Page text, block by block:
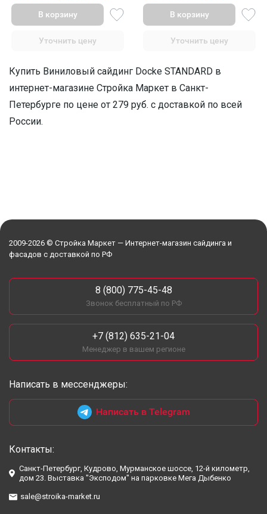
В корзину
Уточнить цену
В корзину
Уточнить цену
Купить Виниловый сайдинг Docke STANDARD в
интернет-магазине Стройка Маркет в Санкт-
Петербурге по цене от 279 руб. с доставкой по всей
России.
2009-2026 © Стройка Маркет — Интернет-магазин сайдинга и
фасадов с доставкой по РФ
8 (800) 775-45-48
Звонок бесплатный по РФ
+7 (812) 635-21-04
Менеджер в вашем регионе
Написать в мессенджеры:
Написать в Telegram
Контакты:
Санкт-Петербург, Кудрово, Мурманское шоссе, 12-й километр,
дом 23. Выставка "Эксподом" на парковке Мега Дыбенко
sale@stroika-market.ru